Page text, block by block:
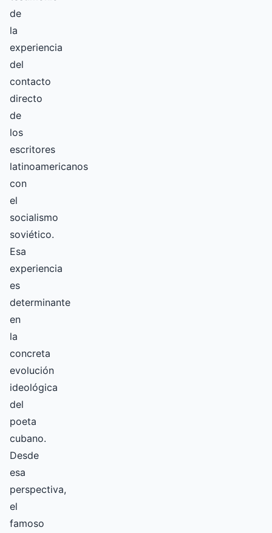
de
la
experiencia
del
contacto
directo
de
los
escritores
latinoamericanos
con
el
socialismo
soviético.
Esa
experiencia
es
determinante
en
la
concreta
evolución
ideológica
del
poeta
cubano.
Desde
esa
perspectiva,
el
famoso